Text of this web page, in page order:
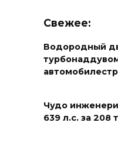
Свежее:
Водородный
Чудо
639 л.с. за 208